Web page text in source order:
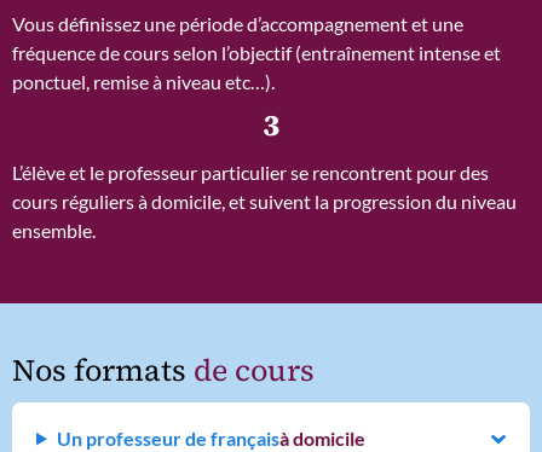
Vous définissez une période d’accompagnement et une
fréquence de cours selon l’objectif (entraînement intense et
ponctuel, remise à niveau etc…).
3
L’élève et le professeur particulier se rencontrent pour des
cours réguliers à domicile, et suivent la progression du niveau
ensemble.
Nos formats de cours
Un professeur de françaisà domicile